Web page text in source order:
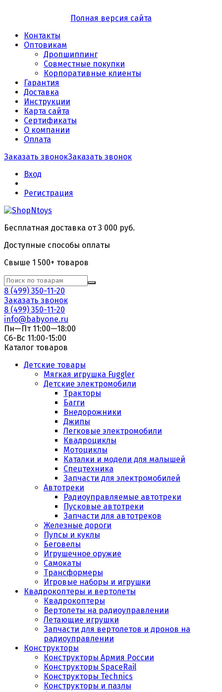
Полная версия сайта
Контакты
Оптовикам
Дропшиппинг
Совместные покупки
Корпоративные клиенты
Гарантия
Доставка
Инструкции
Карта сайта
Сертификаты
О компании
Оплата
Заказать звонокЗаказать звонок
Вход
Регистрация
Бесплатная доставка от 3 000 руб.
Доступные способы оплаты
Свыше 1 500+ товаров
8 (499) 350-11-20
Заказать звонок
8 (499) 350-11-20
info@babyone.ru
Пн—Пт 11:00—18:00
Сб-Вс 11:00-15:00
Каталог товаров
Детские товары
Мягкая игрушка Fuggler
Детские электромобили
Тракторы
Багги
Внедорожники
Джипы
Легковые электромобили
Квадроциклы
Мотоциклы
Каталки и модели для малышей
Спецтехника
Запчасти для электромобилей
Автотреки
Радиоуправляемые автотреки
Пусковые автотреки
Запчасти для автотреков
Железные дороги
Пупсы и куклы
Беговелы
Игрушечное оружие
Самокаты
Трансформеры
Игровые наборы и игрушки
Квадрокоптеры и вертолеты
Квадрокоптеры
Вертолеты на радиоуправлении
Летающие игрушки
Запчасти для вертолетов и дронов на
радиоуправлении
Конструкторы
Конструкторы Армия России
Конструкторы SpaceRail
Конструкторы Technics
Конструкторы и пазлы